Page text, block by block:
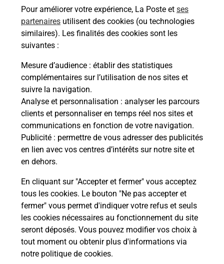
Pour améliorer votre expérience, La Poste et ses
partenaires utilisent des cookies (ou technologies
similaires). Les finalités des cookies sont les
suivantes :
Mesure d’audience : établir des statistiques
complémentaires sur l’utilisation de nos sites et
suivre la navigation.
Analyse et personnalisation : analyser les parcours
clients et personnaliser en temps réel nos sites et
communications en fonction de votre navigation.
Publicité : permettre de vous adresser des publicités
en lien avec vos centres d’intérêts sur notre site et
en dehors.
En cliquant sur "Accepter et fermer" vous acceptez
tous les cookies. Le bouton "Ne pas accepter et
fermer" vous permet d'indiquer votre refus et seuls
les cookies nécessaires au fonctionnement du site
seront déposés. Vous pouvez modifier vos choix à
tout moment ou obtenir plus d'informations via
notre politique de cookies.
Comment demander une
modification de livraison ?
Comment La Poste participe-t-elle
à votre sécurité au quotidien ?
Puis-je passer mon code de la route
avec La Poste et sous quelles
conditions ?
Localiser Liste Haute-Savoie VIRY